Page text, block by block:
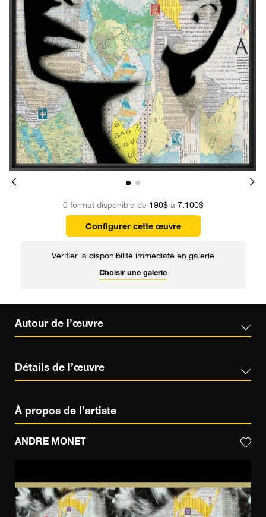
0 format disponible de 190$à 7.100$
Configurer cette œuvre
Vérifier la disponibilité immédiate en galerie
Choisir une galerie
Autour de l’œuvre
Détails de l’œuvre
À propos de l’artiste
ANDRE MONET